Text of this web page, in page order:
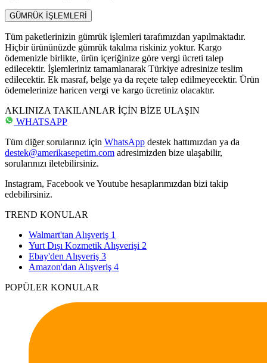
GÜMRÜK İŞLEMLERİ
Tüm paketlerinizin gümrük işlemleri tarafımızdan yapılmaktadır.
Hiçbir ürününüzde gümrük takılma riskiniz yoktur. Kargo
ödemenizle birlikte, ürün içeriğinize göre vergi ücreti talep
edilecektir. İşlemleriniz tamamlanarak Türkiye adresinize teslim
edilecektir. Ek masraf, belge ya da reçete talep edilmeyecektir. Ürün
ödemelerinize haricen vergi ve kargo ücretiniz olacaktır.
AKLINIZA TAKILANLAR İÇİN BİZE ULAŞIN
WHATSAPP
Tüm diğer sorularınız için WhatsApp destek hattımızdan ya da
destek@amerikasepetim.com adresimizden bize ulaşabilir,
sorularınızı iletebilirsiniz.
Instagram, Facebook ve Youtube hesaplarımızdan bizi takip
edebilirsiniz.
TREND KONULAR
Walmart'tan Alışveriş 1
Yurt Dışı Kozmetik Alışverişi 2
Ebay'den Alışveriş 3
Amazon'dan Alışveriş 4
POPÜLER KONULAR